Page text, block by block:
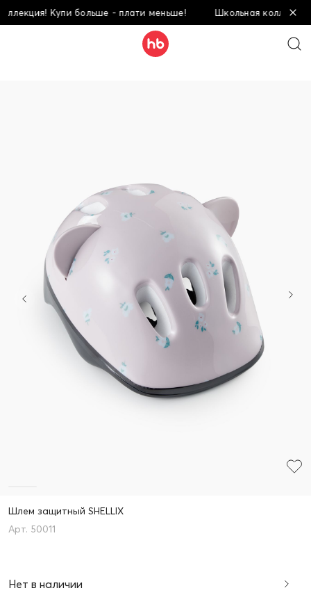
Купи больше - плати меньше! Школьная коллекция!
Шлем защитный SHELLIX
50011
Нет в наличии